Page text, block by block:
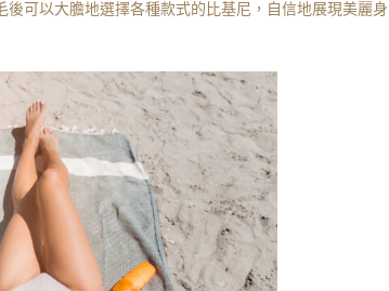
可以大膽地選擇各種款式的比基尼，自信地展現美麗身